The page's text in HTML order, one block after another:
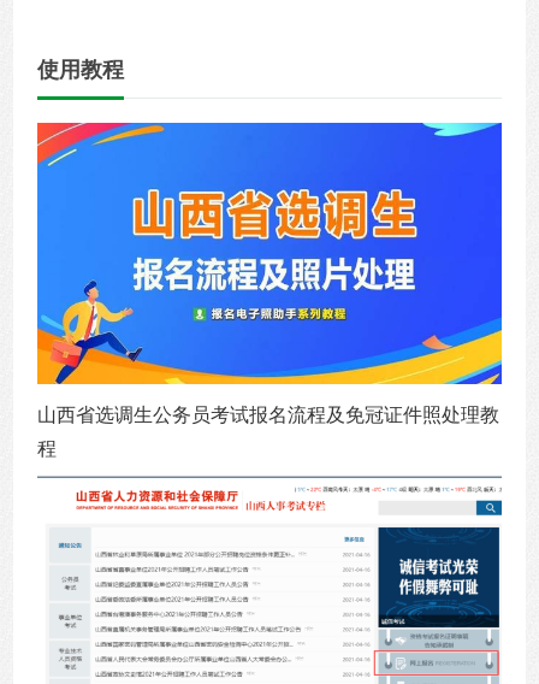
使用教程
山西省选调生公务员考试报名流程及免冠证件照处理教
程